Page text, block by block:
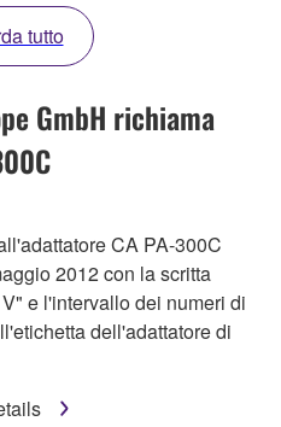
tutto
GmbH richiama
CA PA-300C
2012 con la scritta
e l'intervallo dei numeri di
dell'adattatore di